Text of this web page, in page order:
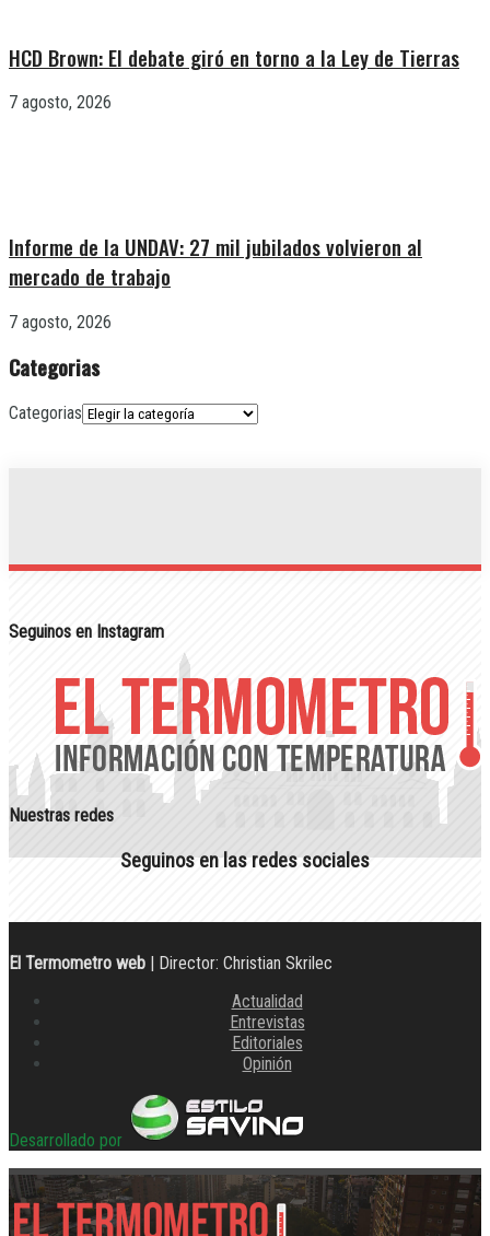
HCD Brown: El debate giró en torno a la Ley de Tierras
7 agosto, 2026
Informe de la UNDAV: 27 mil jubilados volvieron al
mercado de trabajo
7 agosto, 2026
Categorias
Categorias
Seguinos en Instagram
Nuestras redes
Seguinos en las redes sociales
El Termometro web | Director: Christian Skrilec
Actualidad
Entrevistas
Editoriales
Opinión
Desarrollado por